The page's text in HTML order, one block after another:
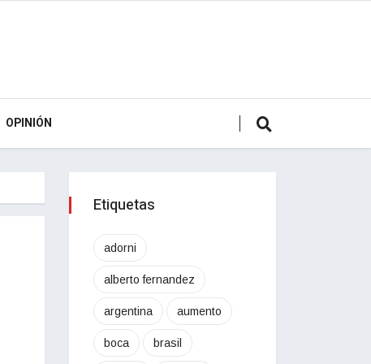
OPINIÓN
Etiquetas
adorni
alberto fernandez
argentina aumento
boca brasil